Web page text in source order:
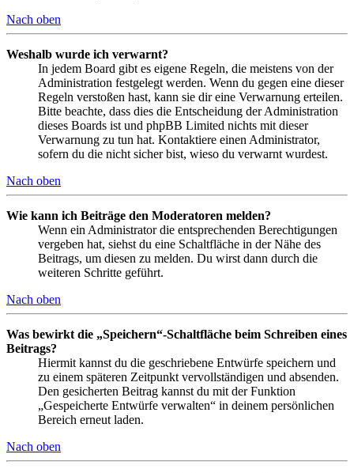
Nach oben
Weshalb wurde ich verwarnt?
In jedem Board gibt es eigene Regeln, die meistens von der
Administration festgelegt werden. Wenn du gegen eine dieser
Regeln verstoßen hast, kann sie dir eine Verwarnung erteilen.
Bitte beachte, dass dies die Entscheidung der Administration
dieses Boards ist und phpBB Limited nichts mit dieser
Verwarnung zu tun hat. Kontaktiere einen Administrator,
sofern du die nicht sicher bist, wieso du verwarnt wurdest.
Nach oben
Wie kann ich Beiträge den Moderatoren melden?
Wenn ein Administrator die entsprechenden Berechtigungen
vergeben hat, siehst du eine Schaltfläche in der Nähe des
Beitrags, um diesen zu melden. Du wirst dann durch die
weiteren Schritte geführt.
Nach oben
Was bewirkt die „Speichern“-Schaltfläche beim Schreiben eines
Beitrags?
Hiermit kannst du die geschriebene Entwürfe speichern und
zu einem späteren Zeitpunkt vervollständigen und absenden.
Den gesicherten Beitrag kannst du mit der Funktion
„Gespeicherte Entwürfe verwalten“ in deinem persönlichen
Bereich erneut laden.
Nach oben